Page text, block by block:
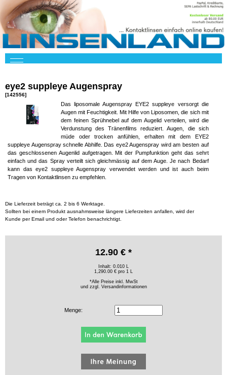
eye2 suppleye Augenspray
[142556]
Das liposomale Augenspray EYE2 suppleye versorgt die
Augen mit Feuchtigkeit. Mit Hilfe von Liposomen, die sich mit
dem feinen Sprühnebel auf dem Augelid verteilen, wird die
Verdunstung des Tränenfilms reduziert. Augen, die sich
müde oder trocken anfühlen, erhalten mit dem EYE2
suppleye Augenspray schnelle Abhilfe. Das eye2 Augenspray wird am besten auf
das geschlossenen Augenlid aufgetragen. Mit der Pumpfunktion geht das sehrt
einfach und das Spray verteilt sich gleichmässig auf dem Auge. Je nach Bedarf
kann das eye2 suppleye Augenspray verwendet werden und ist auch beim
Tragen von Kontaktlinsen zu empfehlen.
Die Lieferzeit beträgt ca. 2 bis 6 Werktage.
Sollten bei einem Produkt ausnahmsweise längere Lieferzeiten anfallen, wird der
Kunde per Email und oder Telefon benachrichtigt.
12.90 € *
Inhalt: 0.010 L
1,290.00 € pro 1 L
*Alle Preise inkl. MwSt
und zzgl. Versandinformationen
Menge: